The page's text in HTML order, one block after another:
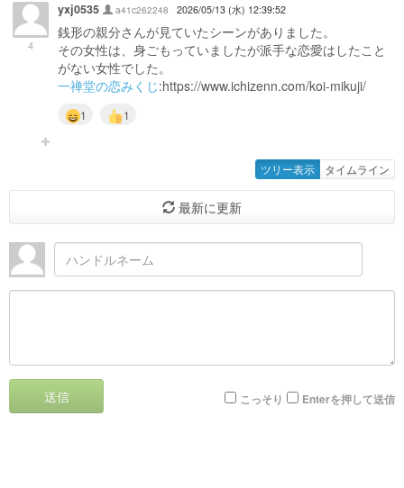
4
yxj0535 a41c262248 2026/05/13 (水) 12:39:52
銭形の親分さんが見ていたシーンがありました。
その女性は、身ごもっていましたが派手な恋愛はしたこと
がない女性でした。
一禅堂の恋みくじ:https://www.ichizenn.com/koi-mikuji/
1 1
ツリー表示 タイムライン
最新に更新
送信 こっそり Enterを押して送信